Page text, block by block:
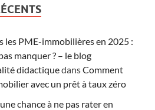
les PME-immobilières en 2025 :
manquer ? – le blog
didactiquedansComment
avec un prêt à taux zéro
chance à ne pas rater en